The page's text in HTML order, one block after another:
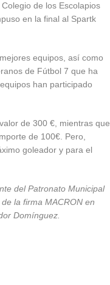
de los Escolapios
en la final al Spartk
equipos, así como
de Fútbol 7 que ha
han participado
de 300 €, mientras que
de 100€. Pero,
goleador y para el
del Patronato Municipal
la firma MACRON en
Domínguez.